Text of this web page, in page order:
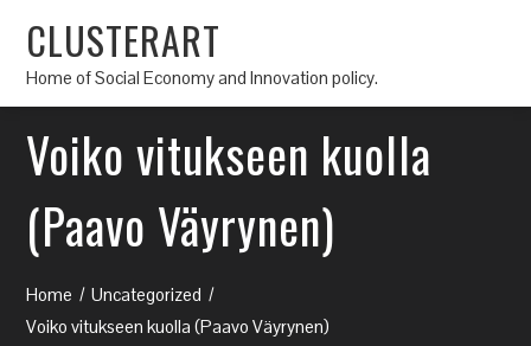
CLUSTERART
Home of Social Economy and Innovation policy.
Voiko vitukseen kuolla
(Paavo Väyrynen)
Home
Uncategorized
Voiko vitukseen kuolla (Paavo Väyrynen)